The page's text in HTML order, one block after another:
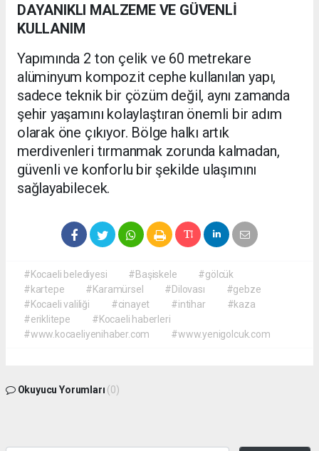
DAYANIKLI MALZEME VE GÜVENLİ
KULLANIM
Yapımında 2 ton çelik ve 60 metrekare
alüminyum kompozit cephe kullanılan yapı,
sadece teknik bir çözüm değil, aynı zamanda
şehir yaşamını kolaylaştıran önemli bir adım
olarak öne çıkıyor. Bölge halkı artık
merdivenleri tırmanmak zorunda kalmadan,
güvenli ve konforlu bir şekilde ulaşımını
sağlayabilecek.
#Kocaeli belediyesi #Başiskele
#gölcük
#kartepe
#Karamürsel #Dilovası
#gebze
#Kocaeli valiliği
#cinayet #intihar
#kaza
#eriklitepe
#Kocaeli haberleri
#www.kocaeliyenihaber.com
#www.yenigolcuk.com
Okuyucu Yorumları (0)